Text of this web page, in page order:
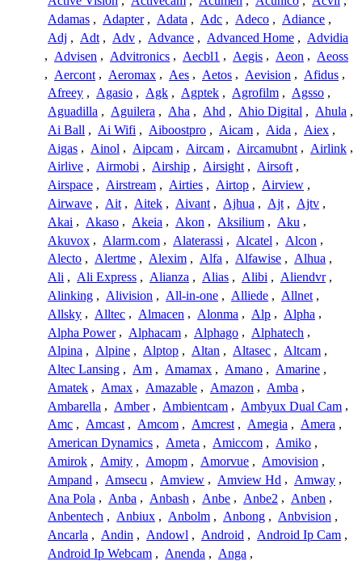
Adamas , Adapter , Adata , Adc , Adeco , Adiance ,
Adj , Adt , Adv , Advance , Advanced Home , Advidia
, Advisen , Advitronics , Aecbl1 , Aegis , Aeon , Aeoss
, Aercont , Aeromax , Aes , Aetos , Aevision , Afidus ,
Afreey , Agasio , Agk , Agptek , Agrofilm , Agsso ,
Aguadilla , Aguilera , Aha , Ahd , Ahio Digital , Ahula ,
Ai Ball , Ai Wifi , Aiboostpro , Aicam , Aida , Aiex ,
Aigas , Ainol , Aipcam , Aircam , Aircamubnt , Airlink ,
Airlive , Airmobi , Airship , Airsight , Airsoft ,
Airspace , Airstream , Airties , Airtop , Airview ,
Airwave , Ait , Aitek , Aivant , Ajhua , Ajt , Ajtv ,
Akai , Akaso , Akeia , Akon , Aksilium , Aku ,
Akuvox , Alarm.com , Alaterassi , Alcatel , Alcon ,
Alecto , Alertme , Alexim , Alfa , Alfawise , Alhua ,
Ali , Ali Express , Alianza , Alias , Alibi , Aliendvr ,
Alinking , Alivision , All-in-one , Alliede , Allnet ,
Allsky , Alltec , Almacen , Alonma , Alp , Alpha ,
Alpha Power , Alphacam , Alphago , Alphatech ,
Alpina , Alpine , Alptop , Altan , Altasec , Altcam ,
Altec Lansing , Am , Amamax , Amano , Amarine ,
Amatek , Amax , Amazable , Amazon , Amba ,
Ambarella , Amber , Ambientcam , Ambyux Dual Cam ,
Amc , Amcast , Amcom , Amcrest , Amegia , Amera ,
American Dynamics , Ameta , Amiccom , Amiko ,
Amirok , Amity , Amopm , Amorvue , Amovision ,
Ampand , Amsecu , Amview , Amview Hd , Amway ,
Ana Pola , Anba , Anbash , Anbe , Anbe2 , Anben ,
Anbentech , Anbiux , Anbolm , Anbong , Anbvision ,
Ancarla , Andin , Andowl , Android , Android Ip Cam ,
Android Ip Webcam , Anenda , Anga ,